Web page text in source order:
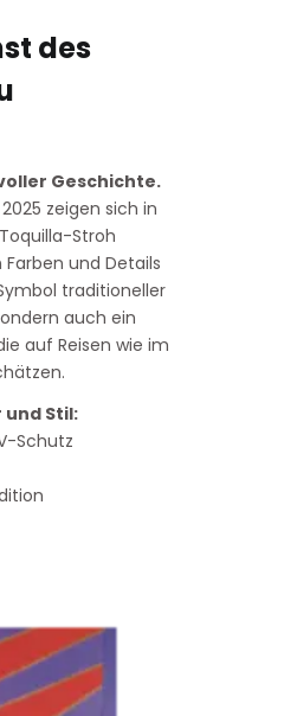
des
Geschichte.
zeigen sich in
Stroh
und Details
traditioneller
auch ein
auf Reisen wie im
Stil:
Schutz